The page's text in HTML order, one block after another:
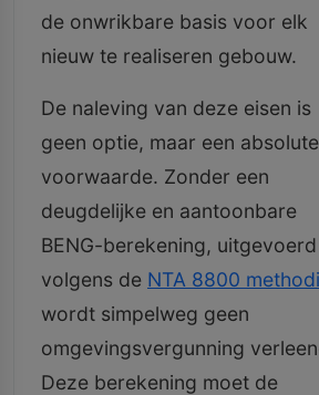
de onwrikbare basis voor elk
nieuw te realiseren gebouw.
De naleving van deze eisen is
geen optie, maar een absolute
voorwaarde. Zonder een
deugdelijke en aantoonbare
BENG-berekening, uitgevoerd
volgens de NTA 8800
wordt simpelweg geen
omgevingsvergunning
Deze berekening moet de